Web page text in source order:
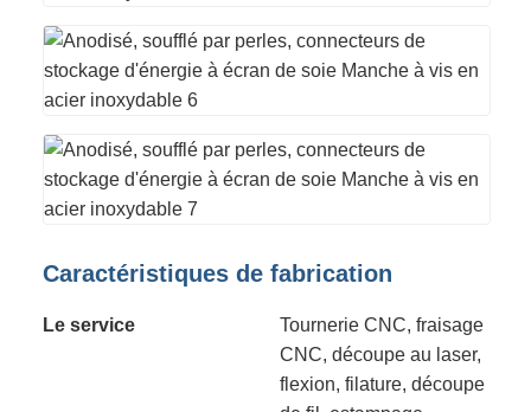
Caractéristiques de fabrication
Le service
Tournerie CNC, fraisage
CNC, découpe au laser,
flexion, filature, découpe